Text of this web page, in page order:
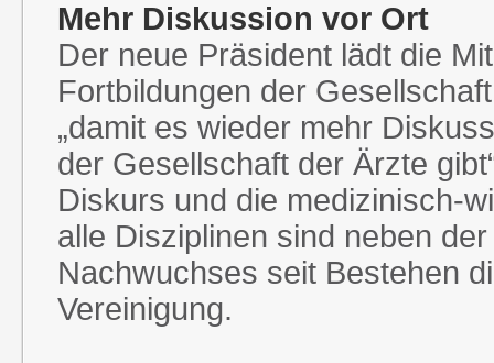
Mehr Diskussion vor Ort
Der neue Präsident lädt die
Fortbildungen der
„damit es wieder mehr
der Gesellschaft der Ärzte
Diskurs und die medizinisch-
alle Disziplinen sind neben
Nachwuchses seit Bestehen
Vereinigung.